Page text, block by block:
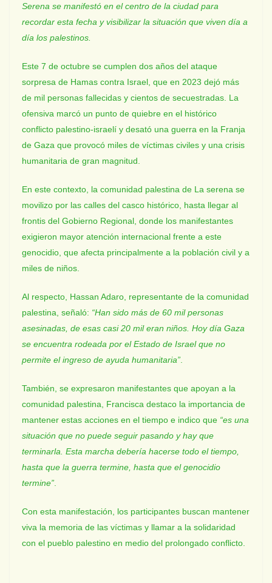
Serena se manifestó en el centro de la ciudad para
recordar esta fecha y visibilizar la situación que viven día a
día los palestinos.
Este 7 de octubre se cumplen dos años del ataque
sorpresa de Hamas contra Israel, que en 2023 dejó más
de mil personas fallecidas y cientos de secuestradas. La
ofensiva marcó un punto de quiebre en el histórico
conflicto palestino-israelí y desató una guerra en la Franja
de Gaza que provocó miles de víctimas civiles y una crisis
humanitaria de gran magnitud.
En este contexto, la comunidad palestina de La serena se
movilizo por las calles del casco histórico, hasta llegar al
frontis del Gobierno Regional, donde los manifestantes
exigieron mayor atención internacional frente a este
genocidio, que afecta principalmente a la población civil y a
miles de niños.
Al respecto, Hassan Adaro, representante de la comunidad
palestina, señaló: “Han sido más de 60 mil personas
asesinadas, de esas casi 20 mil eran niños. Hoy día Gaza
se encuentra rodeada por el Estado de Israel que no
permite el ingreso de ayuda humanitaria”.
También, se expresaron manifestantes que apoyan a la
comunidad palestina, Francisca destaco la importancia de
mantener estas acciones en el tiempo e indico que “es una
situación que no puede seguir pasando y hay que
terminarla. Esta marcha debería hacerse todo el tiempo,
hasta que la guerra termine, hasta que el genocidio
termine”.
Con esta manifestación, los participantes buscan mantener
viva la memoria de las víctimas y llamar a la solidaridad
con el pueblo palestino en medio del prolongado conflicto.